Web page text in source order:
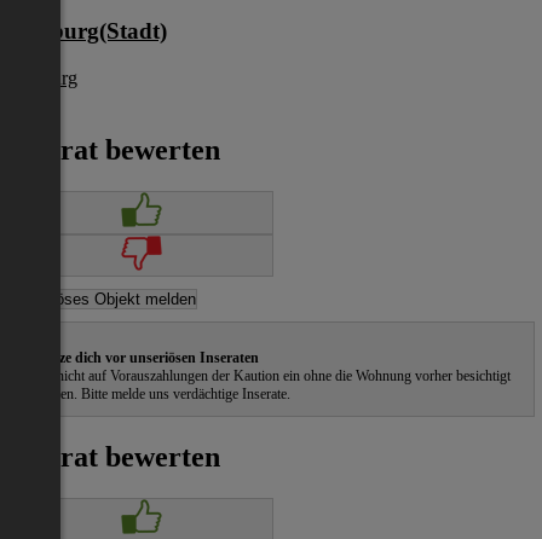
Salzburg(Stadt)
Salzburg
Inserat bewerten
Schütze dich vor unseriösen Inseraten
Gehe nicht auf Vorauszahlungen der Kaution ein ohne die Wohnung vorher besichtigt
zu haben. Bitte melde uns verdächtige Inserate.
Inserat bewerten